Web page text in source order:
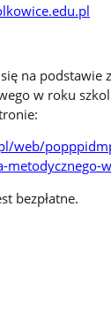
na podstawie
w roku
web/
metodycznego-
bezpłatne.